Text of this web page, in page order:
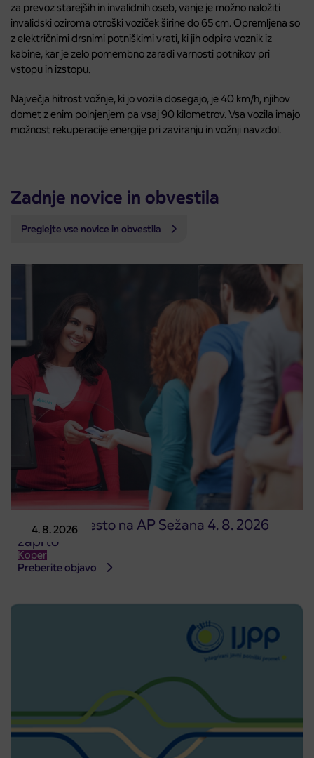
za prevoz starejših in invalidnih oseb, vanje je možno naložiti
invalidski oziroma otroški voziček širine do 65 cm. Opremljena so
z električnimi drsnimi potniškimi vrati, ki jih odpira voznik iz
kabine, kar je zelo pomembno zaradi varnosti potnikov pri
vstopu in izstopu.
Največja hitrost vožnje, ki jo vozila dosegajo, je 40 km/h, njihov
domet z enim polnjenjem pa vsaj 90 kilometrov. Vsa vozila imajo
možnost rekuperacije energije pri zaviranju in vožnji navzdol.
Zadnje novice in obvestila
Preglejte vse novice in obvestila
4. 8. 2026
Prodajno mesto na AP Sežana 4. 8. 2026
zaprto
Koper
Preberite objavo